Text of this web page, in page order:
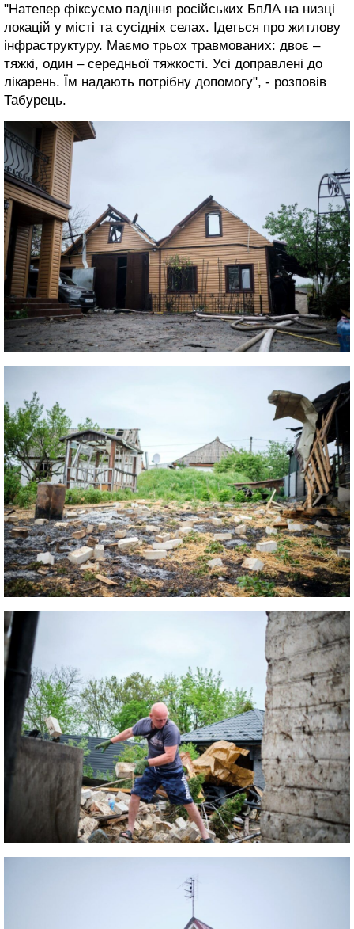
"Натепер фіксуємо падіння російських БпЛА на низці
локацій у місті та сусідніх селах. Ідеться про житлову
інфраструктуру. Маємо трьох травмованих: двоє –
тяжкі, один – середньої тяжкості. Усі доправлені до
лікарень. Їм надають потрібну допомогу", - розповів
Табурець.